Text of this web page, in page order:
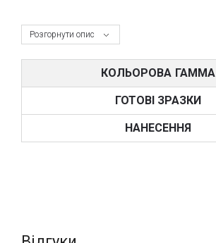
Розгорнути опис
КОЛЬОРОВА ГАММА
ГОТОВІ ЗРАЗКИ
НАНЕСЕННЯ